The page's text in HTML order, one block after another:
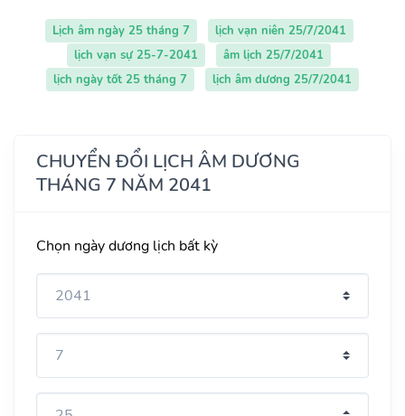
Lịch âm ngày 25 tháng 7
lịch vạn niên 25/7/2041
lịch vạn sự 25-7-2041
âm lịch 25/7/2041
lịch ngày tốt 25 tháng 7
lịch âm dương 25/7/2041
CHUYỂN ĐỔI LỊCH ÂM DƯƠNG
THÁNG 7 NĂM 2041
Chọn ngày dương lịch bất kỳ